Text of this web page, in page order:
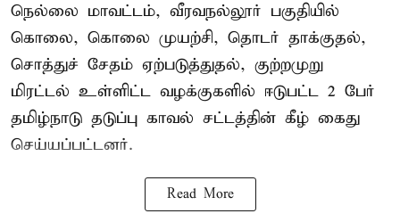
நெல்லை மாவட்டம், வீரவநல்லூர் பகுதியில்
கொலை, கொலை முயற்சி, தொடர் தாக்குதல்,
சொத்துச் சேதம் ஏற்படுத்துதல், குற்றமுறு
மிரட்டல் உள்ளிட்ட வழக்குகளில் ஈடுபட்ட 2 பேர்
தமிழ்நாடு தடுப்பு காவல் சட்டத்தின் கீழ் கைது
செய்யப்பட்டனர்.
Read More